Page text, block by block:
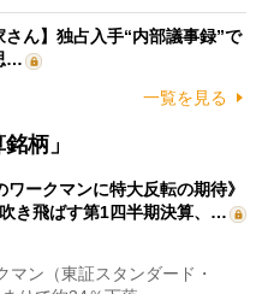
さん】独占入手“内部議事録”で
…
一覧を見る
柄」
ワークマンに特大反転の期待》
き飛ばす第1四半期決算、…
ン（東証スタンダード・